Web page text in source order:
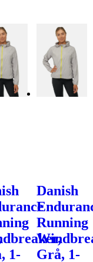
1-
Danish
Running
Grå, 1-